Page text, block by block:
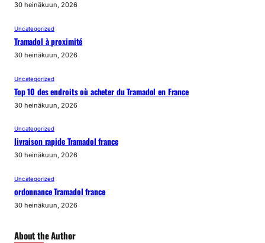
30 heinäkuun, 2026
Uncategorized
Tramadol à proximité
30 heinäkuun, 2026
Uncategorized
Top 10 des endroits où acheter du Tramadol en France
30 heinäkuun, 2026
Uncategorized
livraison rapide Tramadol france
30 heinäkuun, 2026
Uncategorized
ordonnance Tramadol france
30 heinäkuun, 2026
About the Author